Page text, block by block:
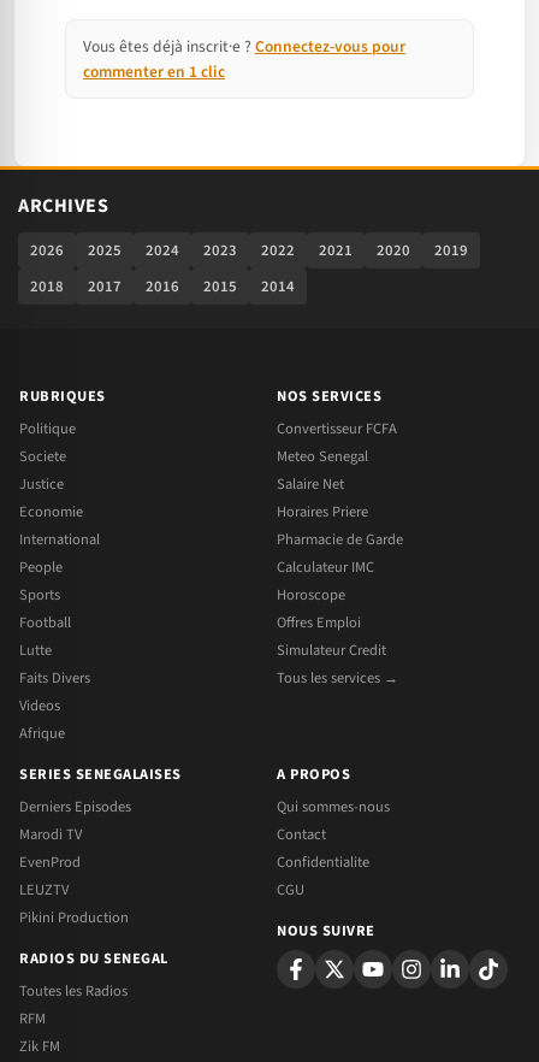
Vous êtes déjà inscrit·e ? Connectez-vous pour
commenter en 1 clic
ARCHIVES
2026 2025 2024 2023 2022 2021 2020
2019
2018
2017 2016 2015 2014
RUBRIQUES
Politique
Societe
Justice
Economie
International
People
Sports
Football
Lutte
Faits Divers
Videos
Afrique
NOS SERVICES
Convertisseur FCFA
Meteo Senegal
Salaire Net
Horaires Priere
Pharmacie de Garde
Calculateur IMC
Horoscope
Offres Emploi
Simulateur Credit
Tous les services →
SERIES SENEGALAISES
Derniers Episodes
Marodi TV
EvenProd
LEUZTV
Pikini Production
RADIOS DU SENEGAL
Toutes les Radios
RFM
Zik FM
A PROPOS
Qui sommes-nous
Contact
Confidentialite
CGU
NOUS SUIVRE